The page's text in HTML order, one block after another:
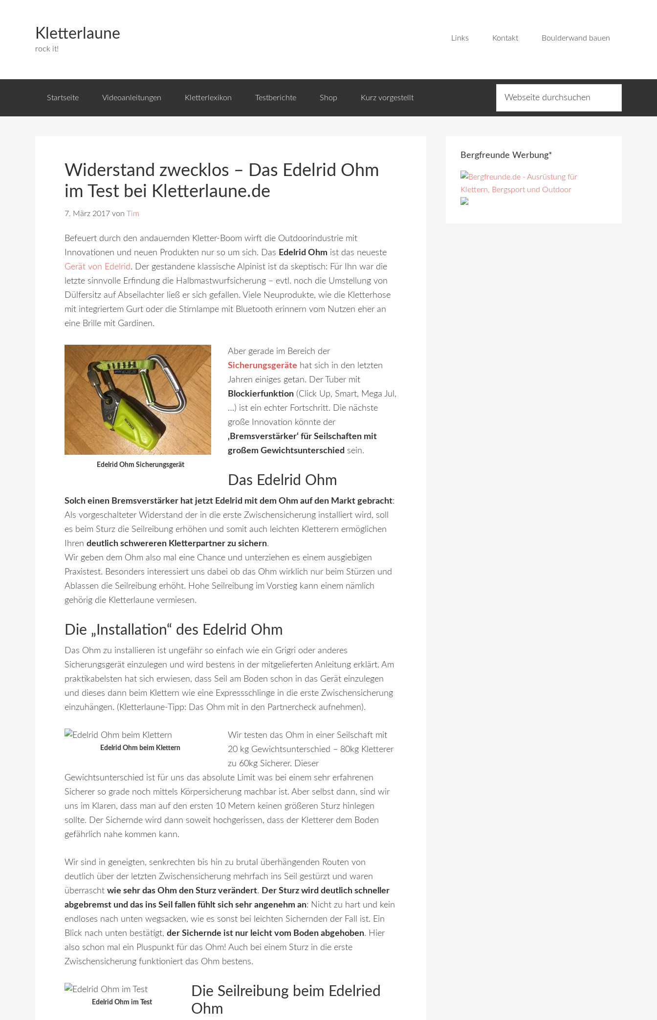
Kletterlaune
rock it!
Links Kontakt Boulderwand bauen
Startseite Videoanleitungen Kletterlexikon Testberichte Shop Kurz vorgestellt
Widerstand zwecklos – Das Edelrid Ohm
im Test bei Kletterlaune.de
7. März 2017 von Tim
Befeuert durch den andauernden Kletter-Boom wirft die Outdoorindustrie mit
Innovationen und neuen Produkten nur so um sich. Das Edelrid Ohm ist das neueste
Gerät von Edelrid. Der gestandene klassische Alpinist ist da skeptisch: Für Ihn war die
letzte sinnvolle Erfindung die Halbmastwurfsicherung – evtl. noch die Umstellung von
Dülfersitz auf Abseilachter ließ er sich gefallen. Viele Neuprodukte, wie die Kletterhose
mit integriertem Gurt oder die Stirnlampe mit Bluetooth erinnern vom Nutzen eher an
eine Brille mit Gardinen.
Edelrid Ohm Sicherungsgerät
Aber gerade im Bereich der
Sicherungsgeräte hat sich in den letzten
Jahren einiges getan. Der Tuber mit
Blockierfunktion (Click Up, Smart, Mega Jul,
…) ist ein echter Fortschritt. Die nächste
große Innovation könnte der
‚Bremsverstärker‘ für Seilschaften mit
großem Gewichtsunterschied sein.
Das Edelrid Ohm
Solch einen Bremsverstärker hat jetzt Edelrid mit dem Ohm auf den Markt gebracht:
Als vorgeschalteter Widerstand der in die erste Zwischensicherung installiert wird, soll
es beim Sturz die Seilreibung erhöhen und somit auch leichten Kletterern ermöglichen
Ihren deutlich schwereren Kletterpartner zu sichern.
Wir geben dem Ohm also mal eine Chance und unterziehen es einem ausgiebigen
Praxistest. Besonders interessiert uns dabei ob das Ohm wirklich nur beim Stürzen und
Ablassen die Seilreibung erhöht. Hohe Seilreibung im Vorstieg kann einem nämlich
gehörig die Kletterlaune vermiesen.
Die „Installation“ des Edelrid Ohm
Das Ohm zu installieren ist ungefähr so einfach wie ein Grigri oder anderes
Sicherungsgerät einzulegen und wird bestens in der mitgelieferten Anleitung erklärt. Am
praktikabelsten hat sich erwiesen, dass Seil am Boden schon in das Gerät einzulegen
und dieses dann beim Klettern wie eine Expressschlinge in die erste Zwischensicherung
einzuhängen. (Kletterlaune-Tipp: Das Ohm mit in den Partnercheck aufnehmen).
Edelrid Ohm beim Klettern
Wir testen das Ohm in einer Seilschaft mit
20 kg Gewichtsunterschied – 80kg Kletterer
zu 60kg Sicherer. Dieser
Gewichtsunterschied ist für uns das absolute Limit was bei einem sehr erfahrenen
Sicherer so grade noch mittels Körpersicherung machbar ist. Aber selbst dann, sind wir
uns im Klaren, dass man auf den ersten 10 Metern keinen größeren Sturz hinlegen
sollte. Der Sichernde wird dann soweit hochgerissen, dass der Kletterer dem Boden
gefährlich nahe kommen kann.
Wir sind in geneigten, senkrechten bis hin zu brutal überhängenden Routen von
deutlich über der letzten Zwischensicherung mehrfach ins Seil gestürzt und waren
überrascht wie sehr das Ohm den Sturz verändert. Der Sturz wird deutlich schneller
abgebremst und das ins Seil fallen fühlt sich sehr angenehm an: Nicht zu hart und kein
endloses nach unten wegsacken, wie es sonst bei leichten Sichernden der Fall ist. Ein
Blick nach unten bestätigt, der Sichernde ist nur leicht vom Boden abgehoben. Hier
also schon mal ein Pluspunkt für das Ohm! Auch bei einem Sturz in die erste
Zwischensicherung funktioniert das Ohm bestens.
Edelrid Ohm im Test
Die Seilreibung beim Edelried
Ohm
Bergfreunde Werbung*